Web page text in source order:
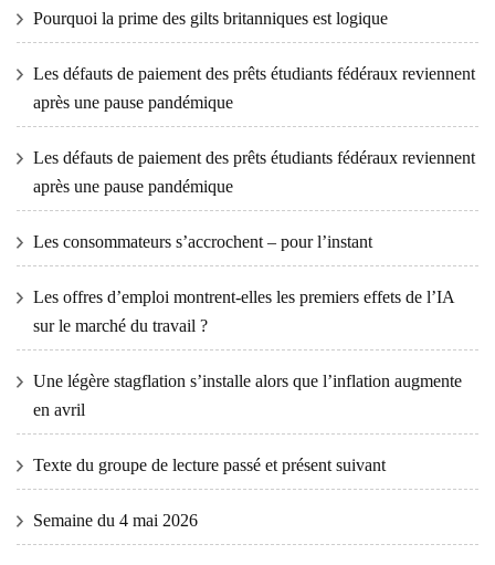
Pourquoi la prime des gilts britanniques est logique
Les défauts de paiement des prêts étudiants fédéraux reviennent
après une pause pandémique
Les défauts de paiement des prêts étudiants fédéraux reviennent
après une pause pandémique
Les consommateurs s’accrochent – ​​pour l’instant
Les offres d’emploi montrent-elles les premiers effets de l’IA
sur le marché du travail ?
Une légère stagflation s’installe alors que l’inflation augmente
en avril
Texte du groupe de lecture passé et présent suivant
Semaine du 4 mai 2026